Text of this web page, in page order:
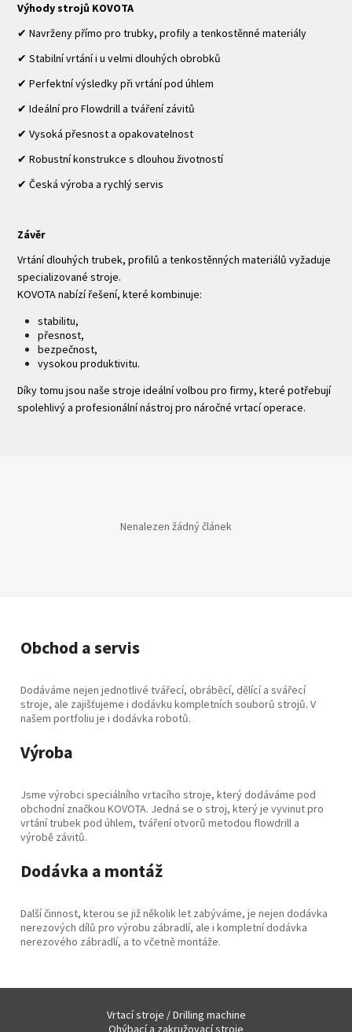
Výhody strojů KOVOTA
✔ Navrženy přímo pro trubky, profily a tenkostěnné materiály
✔ Stabilní vrtání i u velmi dlouhých obrobků
✔ Perfektní výsledky při vrtání pod úhlem
✔ Ideální pro Flowdrill a tváření závitů
✔ Vysoká přesnost a opakovatelnost
✔ Robustní konstrukce s dlouhou životností
✔ Česká výroba a rychlý servis
Závěr
Vrtání dlouhých trubek, profilů a tenkostěnných materiálů vyžaduje
specializované stroje.
KOVOTA nabízí řešení, které kombinuje:
stabilitu,
přesnost,
bezpečnost,
vysokou produktivitu.
Díky tomu jsou naše stroje ideální volbou pro firmy, které potřebují
spolehlivý a profesionální nástroj pro náročné vrtací operace.
Nenalezen žádný článek
Obchod a servis
Dodáváme nejen jednotlivé tvářecí, obráběcí, dělící a svářecí
stroje, ale zajišťujeme i dodávku kompletních souborů strojů. V
našem portfoliu je i dodávka robotů.
Výroba
Jsme výrobci speciálního vrtacího stroje, který dodáváme pod
obchodní značkou KOVOTA. Jedná se o stroj, který je vyvinut pro
vrtání trubek pod úhlem, tváření otvorů metodou flowdrill a
výrobě závitů.
Dodávka a montáž
Další činnost, kterou se již několik let zabýváme, je nejen dodávka
nerezových dílů pro výrobu zábradlí, ale i kompletní dodávka
nerezového zábradlí, a to včetně montáže.
Vrtací stroje / Drilling machine
Ohýbací a zakružovací stroje